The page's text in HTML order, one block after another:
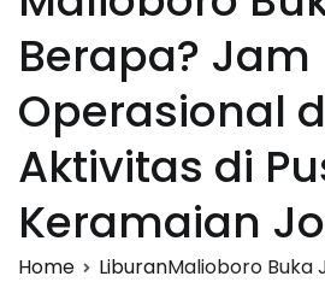
Berapa? Jam
Operasional
Aktivitas di
Keramaian
Home
LiburanMalioboro Buka